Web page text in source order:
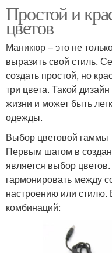
Простой и
цветов
Маникюр – это не
выразить свой стиль.
создать простой, но
три цвета. Такой
жизни и может быть
одежды.
Выбор цветовой гаммы
Первым шагом в
является выбор
гармонировать между
настроению или стилю.
комбинаций: